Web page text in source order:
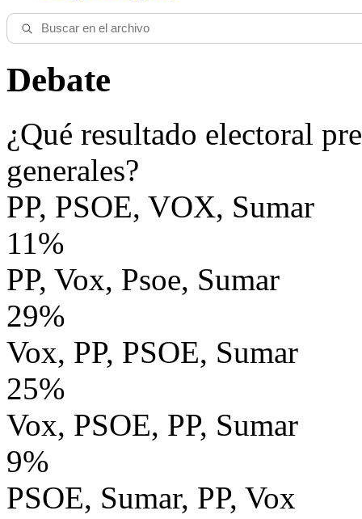
Debate
¿Qué resultado electoral
generales?
PP, PSOE, VOX, Sumar
11%
PP, Vox, Psoe, Sumar
29%
Vox, PP, PSOE, Sumar
25%
Vox, PSOE, PP, Sumar
9%
PSOE, Sumar, PP, Vox